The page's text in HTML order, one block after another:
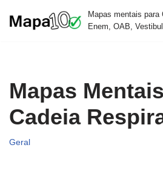
Mapas mentais para
Enem, OAB,
Mapas
Cadeia
Geral